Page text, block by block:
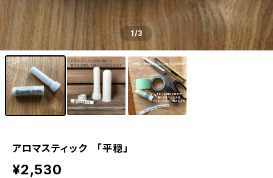
1/3
アロマスティック 「平穏」
¥2,530